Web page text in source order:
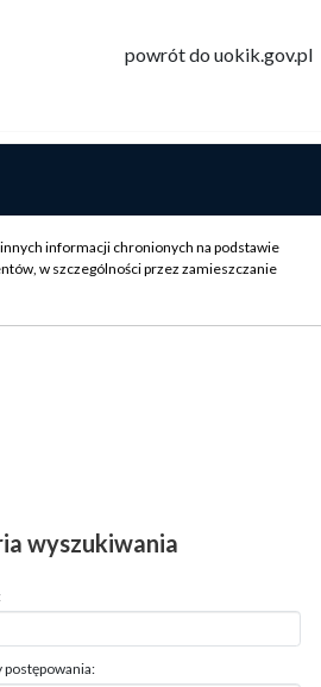
powrót do uokik.gov.pl
informacji chronionych na podstawie
w szczególności przez zamieszczanie
wyszukiwania